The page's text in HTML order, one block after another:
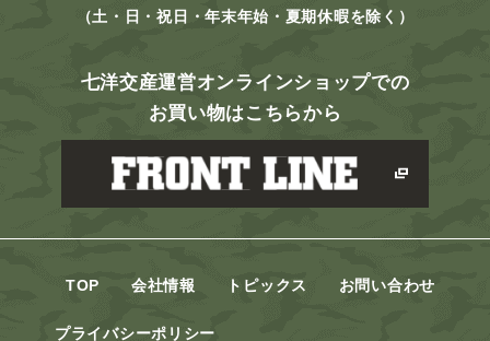
（土・日・祝日・年末年始・夏期休暇を除く）
七洋交産運営オンラインショップでの
お買い物はこちらから
TOP 会社情報 トピックス お問い合わせ
プライバシーポリシー